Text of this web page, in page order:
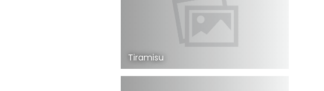
Tiramisu